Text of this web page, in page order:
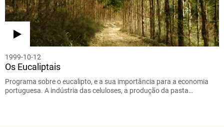
1999-10-12
Os Eucaliptais
Programa sobre o eucalipto, e a sua importância para a economia
portuguesa. A indústria das celuloses, a produção da pasta…